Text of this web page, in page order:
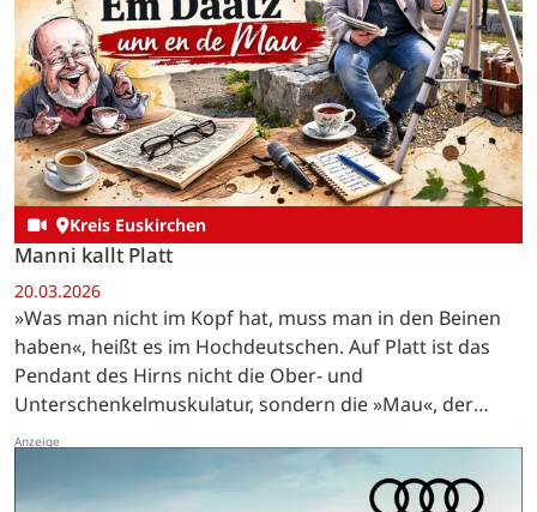
Kreis Euskirchen
Manni kallt Platt
20.03.2026
»Was man nicht im Kopf hat, muss man in den Beinen
haben«, heißt es im Hochdeutschen. Auf Platt ist das
Pendant des Hirns nicht die Ober- und
Unterschenkelmuskulatur, sondern die »Mau«, der
lateinisch »Musculus biceps brachii« genannte…